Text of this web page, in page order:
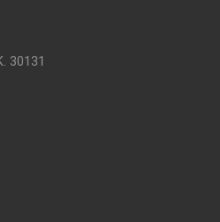
30131